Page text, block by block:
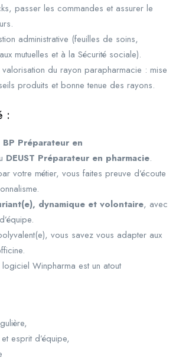
passer les commandes et assurer le
administrative (feuilles de soins,
mutuelles et à la Sécurité sociale).
du rayon parapharmacie : mise
produits et bonne tenue des rayons.
:
BP Préparateur en
DEUST Préparateur en pharmacie.
votre métier, vous faites preuve d’écoute
dynamique et volontaire, avec
vous savez vous adapter aux
Winpharma est un atout
esprit d’équipe,